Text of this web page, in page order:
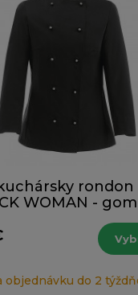
rondon
WOMAN -
objednávku do 2